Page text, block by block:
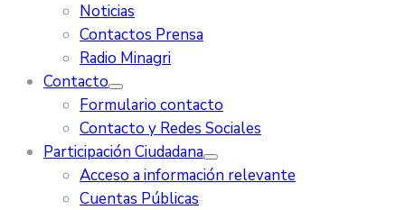
Noticias
Contactos Prensa
Radio Minagri
Contacto
Formulario contacto
Contacto y Redes Sociales
Participación Ciudadana
Acceso a información relevante
Cuentas Públicas